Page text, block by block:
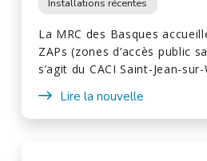
La MRC des Basques
ZAPs (zones d’accès public
s’agit du CACI Saint-Jean-
Lire la nouvelle